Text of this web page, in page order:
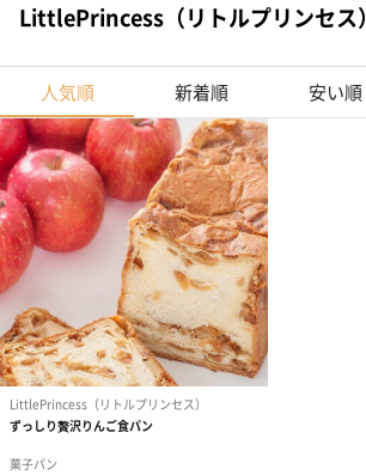
LittlePrincess（リトルプリンセス）
人気順 新着順 安い順